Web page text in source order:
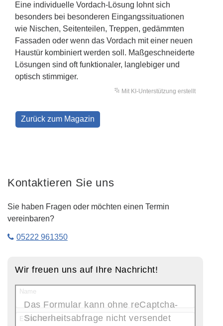
Eine individuelle Vordach-Lösung lohnt sich
besonders bei besonderen Eingangssituationen
wie Nischen, Seitenteilen, Treppen, gedämmten
Fassaden oder wenn das Vordach mit einer neuen
Haustür kombiniert werden soll. Maßgeschneiderte
Lösungen sind oft funktionaler, langlebiger und
optisch stimmiger.
Mit KI-Unterstützung erstellt
Zurück zum Magazin
Kontaktieren Sie uns
Sie haben Fragen oder möchten einen Termin
vereinbaren?
05222 961350
Wir freuen uns auf Ihre Nachricht!
Name
E-Mail-Adresse
Das Formular kann ohne reCaptcha-
Sicherheitsabfrage nicht versendet